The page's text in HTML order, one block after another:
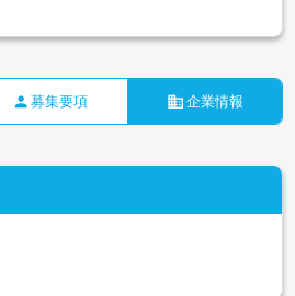
person 募集要項 business 企業情報